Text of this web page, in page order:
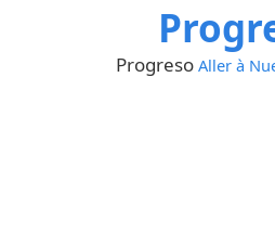
Progreso Aller à